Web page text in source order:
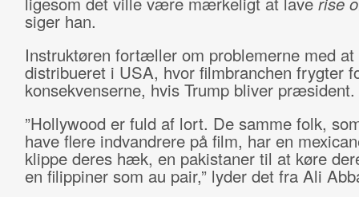
siger han.
Instruktøren fortæller om problemerne med at
distribueret i USA, hvor filmbranchen frygter
konsekvenserne, hvis Trump bliver præsident.
”Hollywood er fuld af lort. De samme folk,
have flere indvandrere på film, har en
klippe deres hæk, en pakistaner til at køre
en filippiner som au pair,” lyder det fra Ali